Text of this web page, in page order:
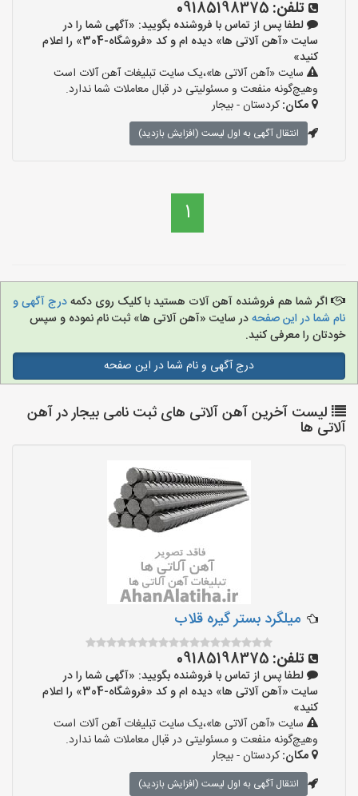
تلفن: 09185198375
لطفا پس از تماس با فروشنده بگویید: «آگهی شما را در
سایت «آهن آلاتی ها» دیده ام و کد «فروشگاه-304» را اعلام
کنید»
سایت «آهن آلاتی ها»،یک سایت تبلیغات آهن آلات است
وهیچ‌گونه منفعت و مسئولیتی در قبال معاملات شما ندارد.
مکان:کردستان - بیجار
انتقال آگهی به اول لیست (افزایش بازدید)
1
اگر شما هم فروشنده آهن آلات هستید با کلیک روی دکمهدرج آگهی و
نام شما در این صفحهدر سایت «آهن آلاتی ها» ثبت نام نموده و سپس
خودتان را معرفی کنید.
درج آگهی و نام شما در این صفحه
لیست آخرین آهن آلاتی های ثبت نامی بیجار در آهن
آلاتی ها
میلگرد بستر گیره قلاب
تلفن: 09185198375
لطفا پس از تماس با فروشنده بگویید: «آگهی شما را در
سایت «آهن آلاتی ها» دیده ام و کد «فروشگاه-304» را اعلام
کنید»
سایت «آهن آلاتی ها»،یک سایت تبلیغات آهن آلات است
وهیچ‌گونه منفعت و مسئولیتی در قبال معاملات شما ندارد.
مکان:کردستان - بیجار
انتقال آگهی به اول لیست (افزایش بازدید)